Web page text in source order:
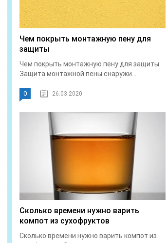
Чем покрыть монтажную пену для
защиты
Чем покрыть монтажную пену для защиты
Защита монтажной пены снаружи....
0 26.03.2020
Сколько времени нужно варить
компот из сухофруктов
Сколько времени нужно варить компот из